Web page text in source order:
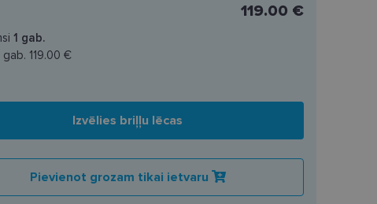
119.00 €
1 gab.
gab. 119.00 €
Izvēlies briļļu lēcas
Pievienot grozam tikai ietvaru